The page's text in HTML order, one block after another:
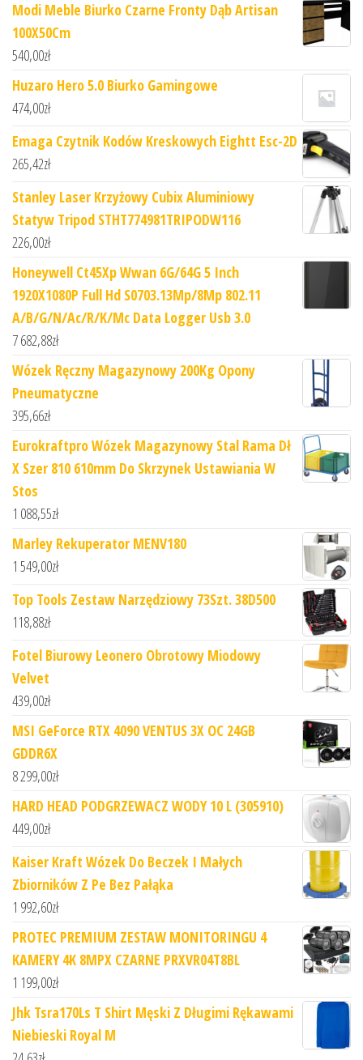
Modi Meble Biurko Czarne Fronty Dąb Artisan
100X50Cm
540,00zł
Huzaro Hero 5.0 Biurko Gamingowe
474,00zł
Emaga Czytnik Kodów Kreskowych Eightt Esc-2D
265,42zł
Stanley Laser Krzyżowy Cubix Aluminiowy
Statyw Tripod STHT774981TRIPODW116
226,00zł
Honeywell Ct45Xp Wwan 6G/64G 5 Inch
1920X1080P Full Hd S0703.13Mp/8Mp 802.11
A/B/G/N/Ac/R/K/Mc Data Logger Usb 3.0
7 682,88zł
Wózek Ręczny Magazynowy 200Kg Opony
Pneumatyczne
395,66zł
Eurokraftpro Wózek Magazynowy Stal Rama Dł
X Szer 810 610mm Do Skrzynek Ustawiania W
Stos
1 088,55zł
Marley Rekuperator MENV180
1 549,00zł
Top Tools Zestaw Narzędziowy 73Szt. 38D500
118,88zł
Fotel Biurowy Leonero Obrotowy Miodowy
Velvet
439,00zł
MSI GeForce RTX 4090 VENTUS 3X OC 24GB
GDDR6X
8 299,00zł
HARD HEAD PODGRZEWACZ WODY 10 L (305910)
449,00zł
Kaiser Kraft Wózek Do Beczek I Małych
Zbiorników Z Pe Bez Pałąka
1 992,60zł
PROTEC PREMIUM ZESTAW MONITORINGU 4
KAMERY 4K 8MPX CZARNE PRXVR04T8BL
1 199,00zł
Jhk Tsra170Ls T Shirt Męski Z Długimi Rękawami
Niebieski Royal M